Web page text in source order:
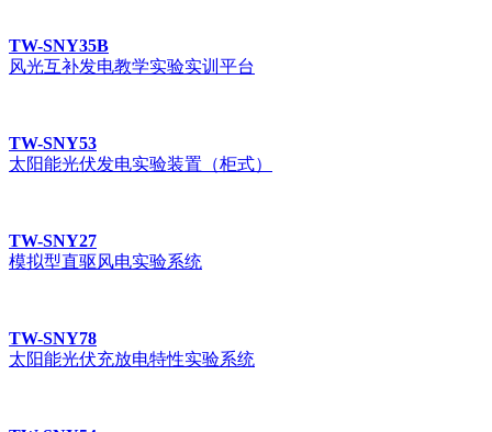
TW-SNY35B
风光互补发电教学实验实训平台
TW-SNY53
太阳能光伏发电实验装置（柜式）
TW-SNY27
模拟型直驱风电实验系统
TW-SNY78
太阳能光伏充放电特性实验系统